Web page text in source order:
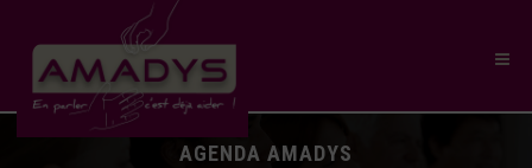
AGENDA AMADYS